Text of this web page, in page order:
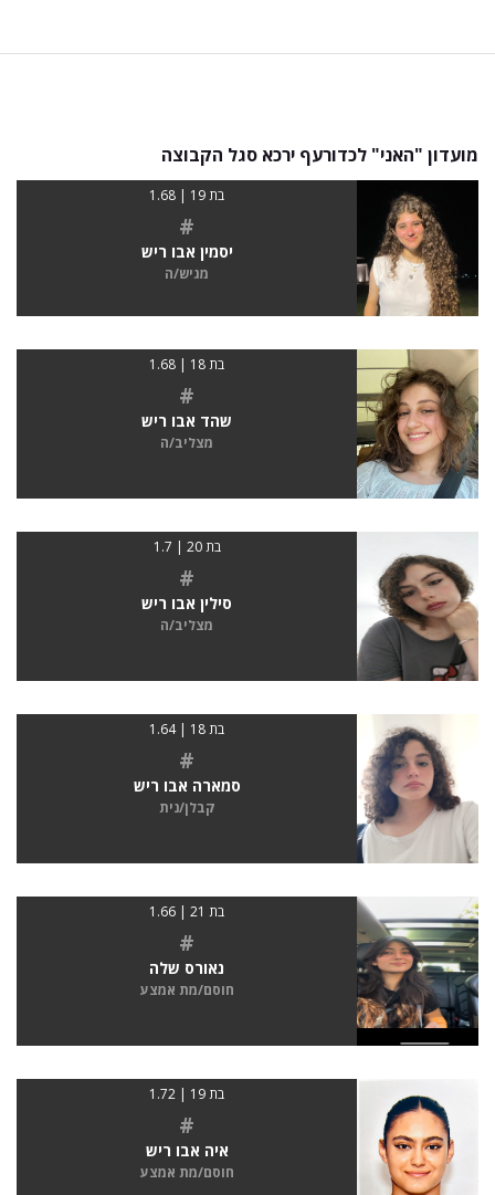
מועדון "האני" לכדורעף ירכא סגל הקבוצה
בת 19 | 1.68
#
יסמין אבו ריש
מגיש/ה
בת 18 | 1.68
#
שהד אבו ריש
מצליב/ה
בת 20 | 1.7
#
סילין אבו ריש
מצליב/ה
בת 18 | 1.64
#
סמארה אבו ריש
קבלן/נית
בת 21 | 1.66
#
נאורס שלה
חוסם/מת אמצע
בת 19 | 1.72
#
איה אבו ריש
חוסם/מת אמצע